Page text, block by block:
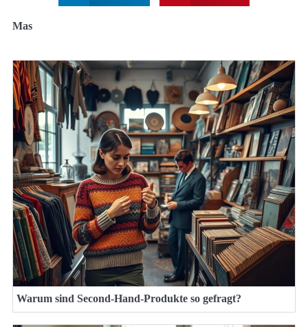
Mas
Warum sind Second-Hand-Produkte so gefragt?